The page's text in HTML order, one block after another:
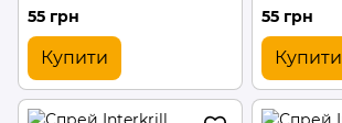
55 грн
Купити
55 грн
Купити